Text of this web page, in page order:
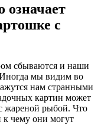
означает
с
сбываются и наши
мы видим во
нам странными
картин может
жареной рыбой. Что
к чему они могут